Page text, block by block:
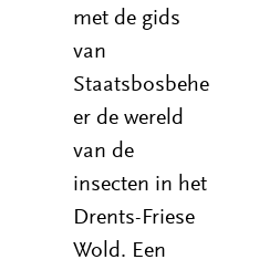
met de gids
van
Staatsbosbehe
er de wereld
van de
insecten in het
Drents-Friese
Wold. Een